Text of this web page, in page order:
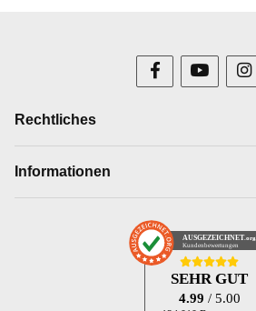
Rechtliches
Informationen
AUSGEZEICHNET .org
Kundenbewertungen
SEHR GUT
4.99 / 5.00